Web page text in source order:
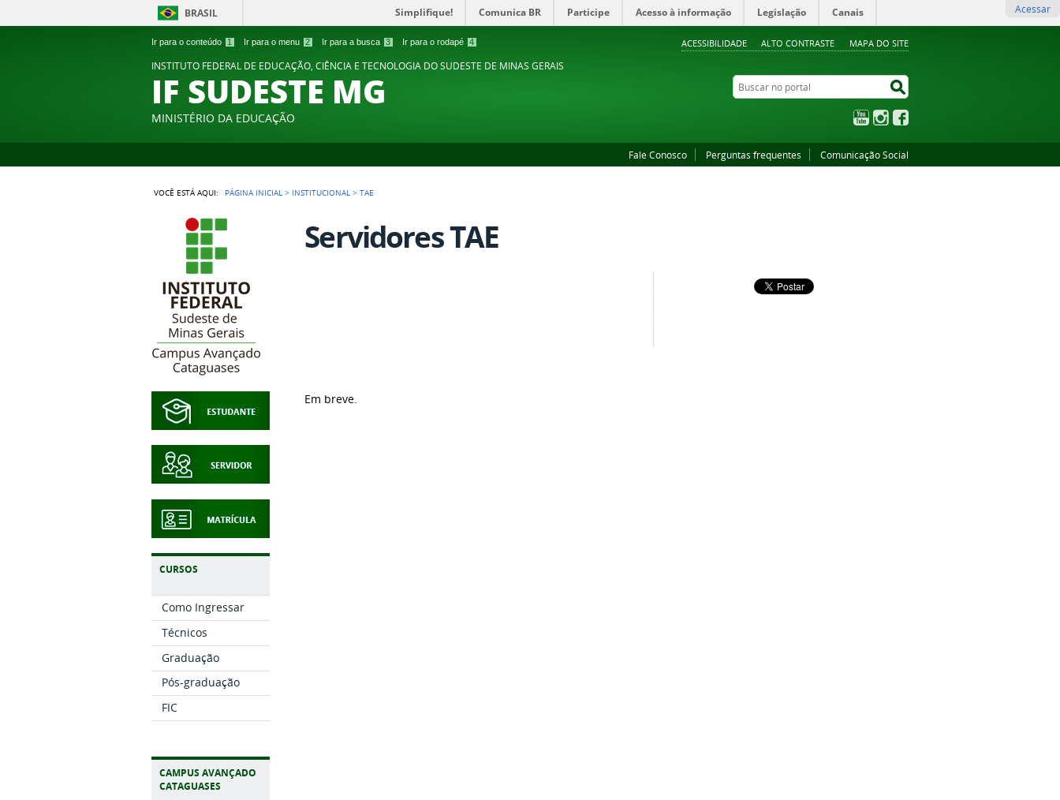
Ir para o conteúdo 1 Ir para o menu 2 Ir para a busca 3 Ir para o rodapé 4 ACESSIBILIDADE ALTO CONTRASTE MAPA DO SITE
BRASIL Simplifique! Comunica BR Participe Acesso à informação Legislação Canais Acessar
INSTITUTO FEDERAL DE EDUCAÇÃO, CIÊNCIA E TECNOLOGIA DO SUDESTE DE MINAS GERAIS
IF SUDESTE MG
MINISTÉRIO DA EDUCAÇÃO
Buscar no portal
YouTubeInstagram
Fale Conosco Perguntas frequentes Comunicação Social
VOCÊ ESTÁ AQUI: PÁGINA INICIAL > INSTITUCIONAL >TAE
CURSOS
Como Ingressar
Técnicos
Graduação
Pós-graduação
FIC
CAMPUS AVANÇADO
CATAGUASES
Servidores TAE
Em breve.